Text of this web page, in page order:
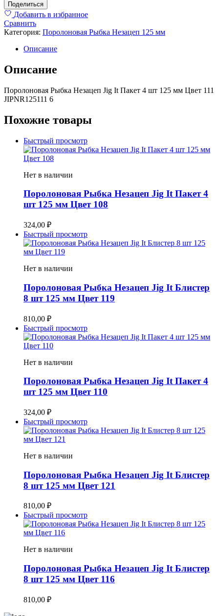
Поделиться
Добавить в избранное
Сравнить
Категория: Поролоновая Рыбка Незацеп 125 мм
Описание
Описание
Поролоновая Рыбка Незацеп Jig It Пакет 4 шт 125 мм Цвет 111
JIPNR125111 6
Похожие товары
Быстрый просмотр
Нет в наличии
Поролоновая Рыбка Незацеп Jig It Пакет 4
шт 125 мм Цвет 108
324,00 ₽
Быстрый просмотр
Нет в наличии
Поролоновая Рыбка Незацеп Jig It Блистер
8 шт 125 мм Цвет 119
810,00 ₽
Быстрый просмотр
Нет в наличии
Поролоновая Рыбка Незацеп Jig It Пакет 4
шт 125 мм Цвет 110
324,00 ₽
Быстрый просмотр
Нет в наличии
Поролоновая Рыбка Незацеп Jig It Блистер
8 шт 125 мм Цвет 121
810,00 ₽
Быстрый просмотр
Нет в наличии
Поролоновая Рыбка Незацеп Jig It Блистер
8 шт 125 мм Цвет 116
810,00 ₽